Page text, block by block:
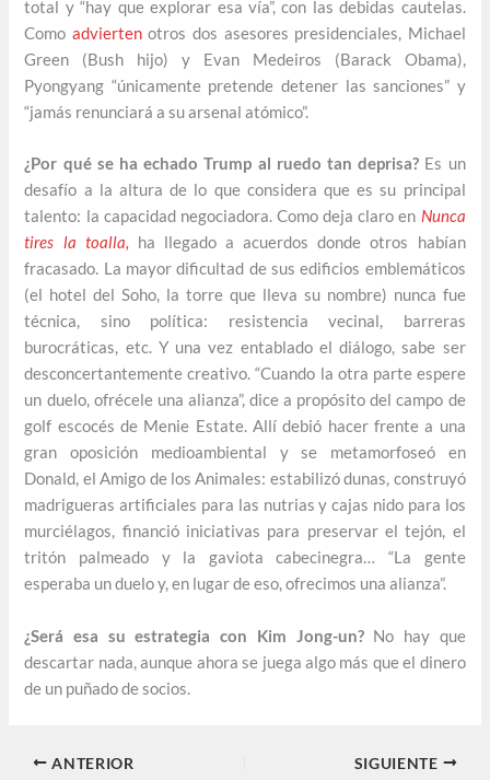
total y “hay que explorar esa vía”, con las debidas cautelas.
Como adviertenotros dos asesores presidenciales, Michael
Green (Bush hijo) y Evan Medeiros (Barack Obama),
Pyongyang “únicamente pretende detener las sanciones” y
“jamás renunciará a su arsenal atómico”.
¿Por qué se ha echado Trump al ruedo tan deprisa? Es un
desafío a la altura de lo que considera que es su principal
talento: la capacidad negociadora. Como deja claro en Nunca
tires la toalla, ha llegado a acuerdos donde otros habían
fracasado. La mayor dificultad de sus edificios emblemáticos
(el hotel del Soho, la torre que lleva su nombre) nunca fue
técnica, sino política: resistencia vecinal, barreras
burocráticas, etc. Y una vez entablado el diálogo, sabe ser
desconcertantemente creativo. “Cuando la otra parte espere
un duelo, ofrécele una alianza”, dice a propósito del campo de
golf escocés de Menie Estate. Allí debió hacer frente a una
gran oposición medioambiental y se metamorfoseó en
Donald, el Amigo de los Animales: estabilizó dunas, construyó
madrigueras artificiales para las nutrias y cajas nido para los
murciélagos, financió iniciativas para preservar el tejón, el
tritón palmeado y la gaviota cabecinegra… “La gente
esperaba un duelo y, en lugar de eso, ofrecimos una alianza”.
¿Será esa su estrategia con Kim Jong-un?No hay que
descartar nada, aunque ahora se juega algo más que el dinero
de un puñado de socios.
ANTERIOR SIGUIENTE